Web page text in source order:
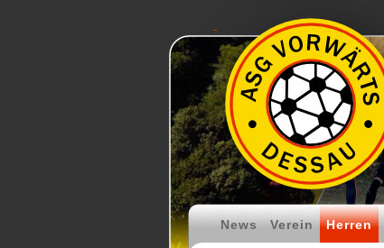
News Verein Herren